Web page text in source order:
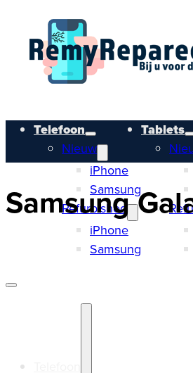
Telefoon
Nieuw
iPhone
Samsung
Refurbished
iPhone
Samsung
Tablets
Samsung